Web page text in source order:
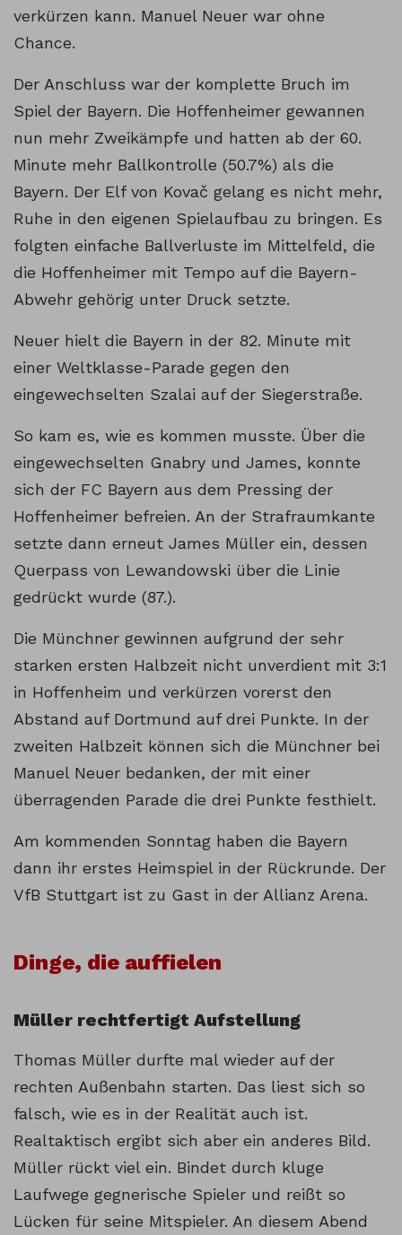
verkürzen kann. Manuel Neuer war ohne
Chance.
Der Anschluss war der komplette Bruch im
Spiel der Bayern. Die Hoffenheimer gewannen
nun mehr Zweikämpfe und hatten ab der 60.
Minute mehr Ballkontrolle (50.7%) als die
Bayern. Der Elf von Kovač gelang es nicht mehr,
Ruhe in den eigenen Spielaufbau zu bringen. Es
folgten einfache Ballverluste im Mittelfeld, die
die Hoffenheimer mit Tempo auf die Bayern-
Abwehr gehörig unter Druck setzte.
Neuer hielt die Bayern in der 82. Minute mit
einer Weltklasse-Parade gegen den
eingewechselten Szalai auf der Siegerstraße.
So kam es, wie es kommen musste. Über die
eingewechselten Gnabry und James, konnte
sich der FC Bayern aus dem Pressing der
Hoffenheimer befreien. An der Strafraumkante
setzte dann erneut James Müller ein, dessen
Querpass von Lewandowski über die Linie
gedrückt wurde (87.).
Die Münchner gewinnen aufgrund der sehr
starken ersten Halbzeit nicht unverdient mit 3:1
in Hoffenheim und verkürzen vorerst den
Abstand auf Dortmund auf drei Punkte. In der
zweiten Halbzeit können sich die Münchner bei
Manuel Neuer bedanken, der mit einer
überragenden Parade die drei Punkte festhielt.
Am kommenden Sonntag haben die Bayern
dann ihr erstes Heimspiel in der Rückrunde. Der
VfB Stuttgart ist zu Gast in der Allianz Arena.
Dinge, die auffielen
Müller rechtfertigt Aufstellung
Thomas Müller durfte mal wieder auf der
rechten Außenbahn starten. Das liest sich so
falsch, wie es in der Realität auch ist.
Realtaktisch ergibt sich aber ein anderes Bild.
Müller rückt viel ein. Bindet durch kluge
Laufwege gegnerische Spieler und reißt so
Lücken für seine Mitspieler. An diesem Abend